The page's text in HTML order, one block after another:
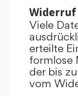
Viele
erteilte
formlose
der bis
vom